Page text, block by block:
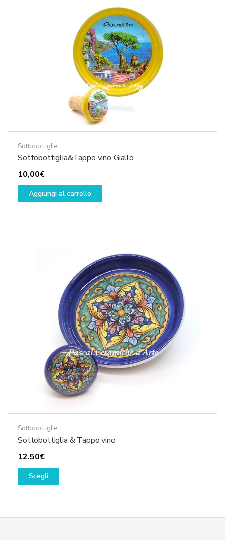
possono
essere
scelte
nella
pagina
prodotto
Sottobottiglie
Sottobottiglia&Tappo vino Giallo
10,00€
Aggiungi al carrello
Sottobottiglie
Sottobottiglia & Tappo vino
12,50€
Scegli
Questo
varianti.